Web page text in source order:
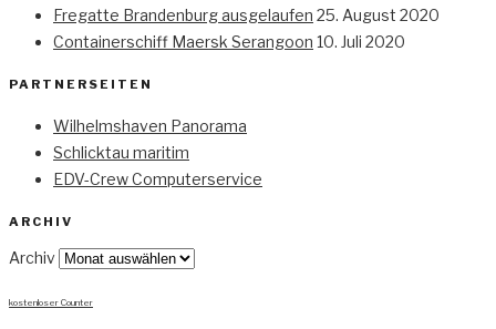
Fregatte Brandenburg ausgelaufen 25. August 2020
Containerschiff Maersk Serangoon 10. Juli 2020
PARTNERSEITEN
Wilhelmshaven Panorama
Schlicktau maritim
EDV-Crew Computerservice
ARCHIV
Archiv
kostenloser Counter